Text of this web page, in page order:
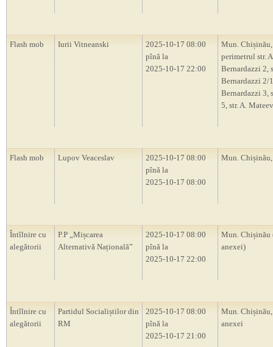
Flash mob Iurii Vitneanski
2025-10-17 08:00
pînă la
2025-10-17 22:00
Mun.
perimetrul str.
Bernardazzi 2,
Bernardazzi 2/
Bernardazzi 3,
5, str. A.
Flash mob Lupov Veaceslav
2025-10-17 08:00
pînă la
2025-10-17 08:00
Mun.
Întîlnire cu
alegătorii
P.P „Mișcarea
Alternativă Națională”
2025-10-17 08:00
pînă la
2025-10-17 22:00
Mun. Chișinău
anexei)
Întîlnire cu
alegătorii
Partidul Socialiștilor din
RM
2025-10-17 08:00
pînă la
2025-10-17 21:00
Mun.
anexei